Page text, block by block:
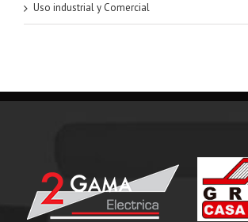
Uso industrial y Comercial